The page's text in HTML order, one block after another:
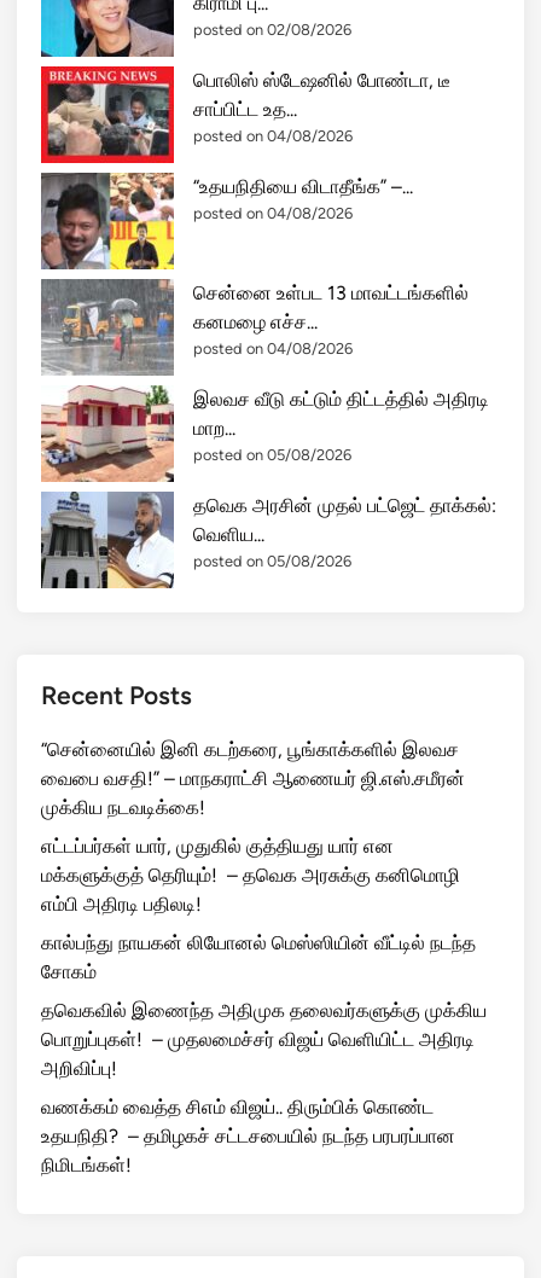
posted on 02/08/2026
பொலிஸ் ஸ்டேஷனில் போண்டா, டீ
சாப்பிட்ட உத...
posted on 04/08/2026
“உதயநிதியை விடாதீங்க” –...
posted on 04/08/2026
சென்னை உள்பட 13 மாவட்டங்களில்
கனமழை எச்ச...
posted on 04/08/2026
இலவச வீடு கட்டும் திட்டத்தில் அதிரடி
மாற...
posted on 05/08/2026
தவெக அரசின் முதல் பட்ஜெட் தாக்கல்:
வெளிய...
posted on 05/08/2026
Recent Posts
“சென்னையில் இனி கடற்கரை, பூங்காக்களில் இலவச
வைபை வசதி!” – மாநகராட்சி ஆணையர் ஜி.எஸ்.சமீரன்
முக்கிய நடவடிக்கை!
எட்டப்பர்கள் யார், முதுகில் குத்தியது யார் என
மக்களுக்குத் தெரியும்! – தவெக அரசுக்கு கனிமொழி
எம்பி அதிரடி பதிலடி!
கால்பந்து நாயகன் லியோனல் மெஸ்ஸியின் வீட்டில் நடந்த
சோகம்
தவெகவில் இணைந்த அதிமுக தலைவர்களுக்கு முக்கிய
பொறுப்புகள்! – முதலமைச்சர் விஜய் வெளியிட்ட அதிரடி
அறிவிப்பு!
வணக்கம் வைத்த சிஎம் விஜய்.. திரும்பிக் கொண்ட
உதயநிதி? – தமிழகச் சட்டசபையில் நடந்த பரபரப்பான
நிமிடங்கள்!